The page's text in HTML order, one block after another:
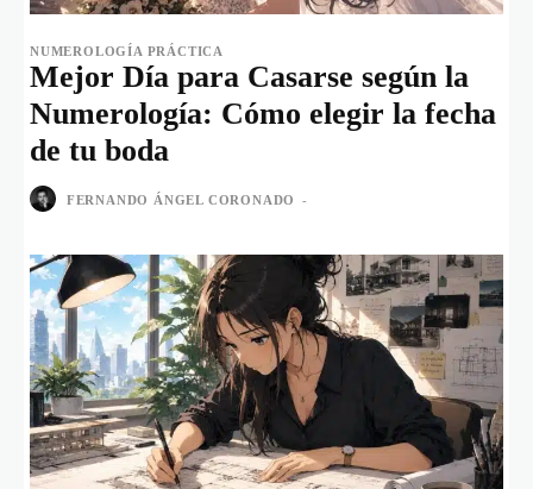
NUMEROLOGÍA PRÁCTICA
Mejor Día para Casarse según la
Numerología: Cómo elegir la fecha
de tu boda
FERNANDO ÁNGEL CORONADO -